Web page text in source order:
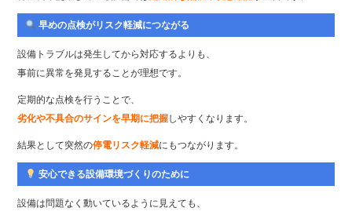
早めの点検がリスク軽減につながる
設備トラブルは発生してから対応するよりも、
事前に異常を発見することが理想です。
定期的な点検を行うことで、
劣化や不具合のサインを早期に把握しやすくなります。
結果として突然の停電リスク軽減にもつながります。
安心できる設備環境づくりのために
設備は問題なく動いているように見えても、